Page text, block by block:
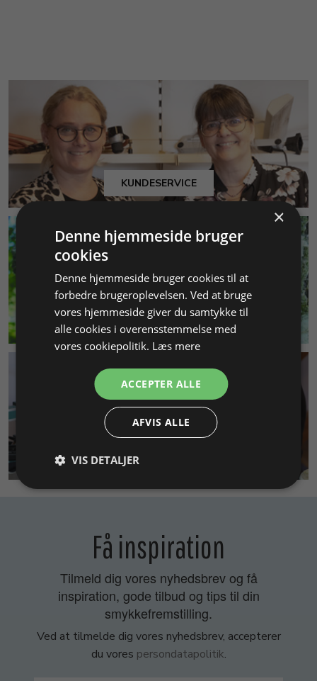
KUNDESERVICE
MILJØ & BÆREDYGTIGHED
SMYKKEKURSER
Få inspiration
Tilmeld dig vores nyhedsbrev og få
inspiration, gode tilbud og tips til din
smykkefremstilling.
Ved at tilmelde dig vores nyhedsbrev, accepterer
du vores persondatapolitik.
×
Denne hjemmeside bruger
cookies
Denne hjemmeside bruger cookies til at
forbedre brugeroplevelsen. Ved at bruge
vores hjemmeside giver du samtykke til
alle cookies i overensstemmelse med
vores cookiepolitik. Læs mere
ACCEPTER ALLE
AFVIS ALLE
VIS DETALJER